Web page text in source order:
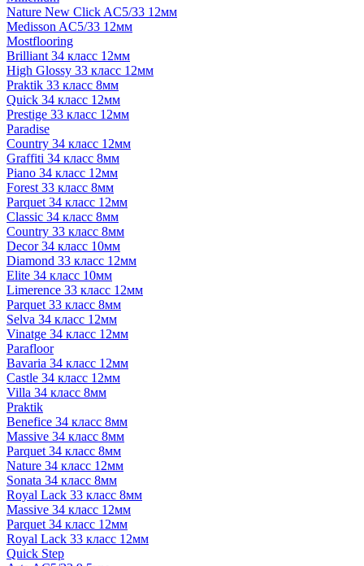
Nature New Click AC5/33 12мм
Medisson AC5/33 12мм
Mostflooring
Brilliant 34 класс 12мм
High Glossy 33 класс 12мм
Praktik 33 класс 8мм
Quick 34 класс 12мм
Prestige 33 класс 12мм
Paradise
Country 34 класс 12мм
Graffiti 34 класс 8мм
Piano 34 класс 12мм
Forest 33 класс 8мм
Parquet 34 класс 12мм
Classic 34 класс 8мм
Country 33 класс 8мм
Decor 34 класс 10мм
Diamond 33 класс 12мм
Elite 34 класс 10мм
Limerence 33 класс 12мм
Parquet 33 класс 8мм
Selva 34 класс 12мм
Vinatge 34 класс 12мм
Parafloor
Bavaria 34 класс 12мм
Castle 34 класс 12мм
Villa 34 класс 8мм
Praktik
Benefice 34 класс 8мм
Massive 34 класс 8мм
Parquet 34 класс 8мм
Nature 34 класс 12мм
Sonata 34 класс 8мм
Royal Lack 33 класс 8мм
Massive 34 класс 12мм
Parquet 34 класс 12мм
Royal Lack 33 класс 12мм
Quick Step